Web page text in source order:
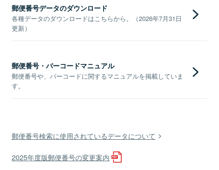
郵便番号データのダウンロード
各種データのダウンロードはこちらから。（2026年7月31日
更新）
郵便番号・バーコードマニュアル
郵便番号や、バーコードに関するマニュアルを掲載していま
す。
郵便番号検索に使用されているデータについて
2025年度版郵便番号の変更案内